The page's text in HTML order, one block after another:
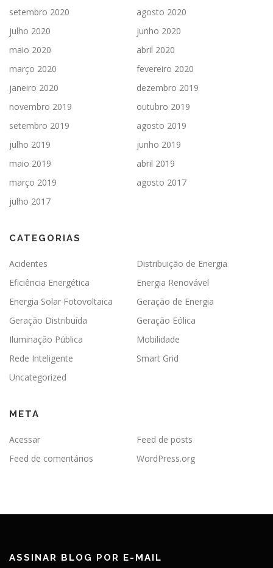
setembro 2020
agosto 2020
julho 2020
junho 2020
maio 2020
abril 2020
março 2020
fevereiro 2020
janeiro 2020
dezembro 2019
novembro 2019
outubro 2019
setembro 2019
agosto 2019
julho 2019
junho 2019
maio 2019
abril 2019
março 2019
agosto 2017
julho 2017
CATEGORIAS
Acidentes
Distribuição de Energia
Eficiência Energética
Energia Renovável
Energia Solar Fotovoltaica
Geração de Energia
Geração Distribuída
Geração Eólica
Iluminação Pública
Mobilidade
Rede Inteligente
Smart Grid
Uncategorized
META
Acessar
Feed de posts
Feed de comentários
WordPress.org
ASSINAR BLOG POR E-MAIL